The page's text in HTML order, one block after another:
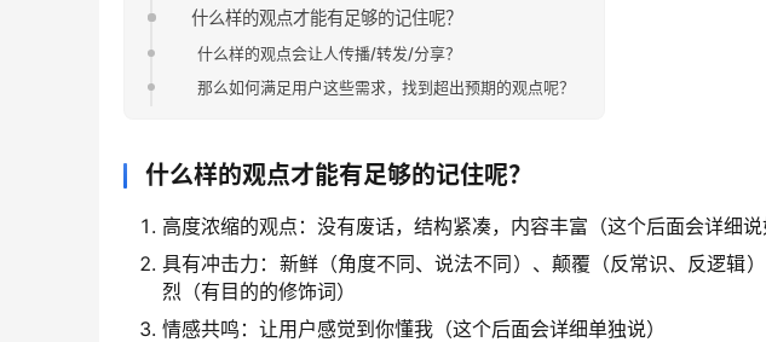
什么样的观点才能有足够的记住呢？
什么样的观点会让人传播/转发/分享？
那么如何满足用户这些需求，找到超出预期的观点呢？
什么样的观点才能有足够的记住呢？
高度浓缩的观点：没有废话，结构紧凑，内容丰富（这个后面会详细说
具有冲击力：新鲜（角度不同、说法不同）、颠覆（反常识、反逻辑
烈（有目的的修饰词）
情感共鸣：让用户感觉到你懂我（这个后面会详细单独说）